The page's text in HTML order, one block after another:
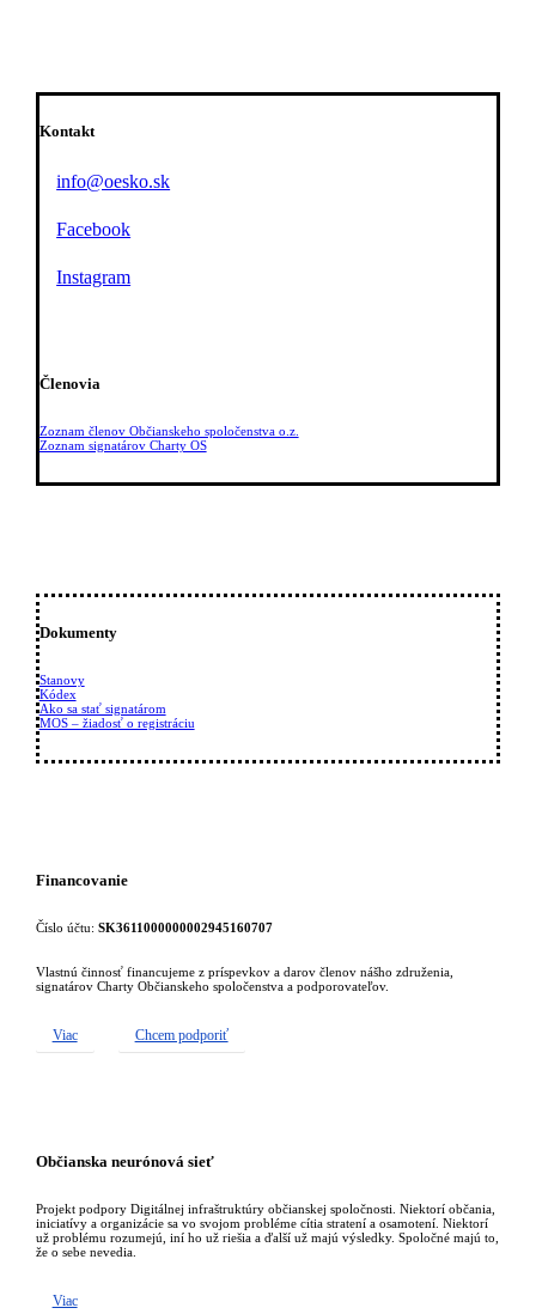
Kontakt
info@oesko.sk
Facebook
Instagram
Členovia
Zoznam členov Občianskeho spoločenstva o.z.
Zoznam signatárov Charty OS
Dokumenty
Stanovy
Kódex
Ako sa stať signatárom
MOS – žiadosť o registráciu
Financovanie
Číslo účtu: SK3611000000002945160707
Vlastnú činnosť financujeme z príspevkov a darov členov nášho združenia,
signatárov Charty Občianskeho spoločenstva a podporovateľov.
Viac Chcem podporiť
Občianska neurónová sieť
Projekt podpory Digitálnej infraštruktúry občianskej spoločnosti. Niektorí občania,
iniciatívy a organizácie sa vo svojom probléme cítia stratení a osamotení. Niektorí
už problému rozumejú, iní ho už riešia a ďalší už majú výsledky. Spoločné majú to,
že o sebe nevedia.
Viac